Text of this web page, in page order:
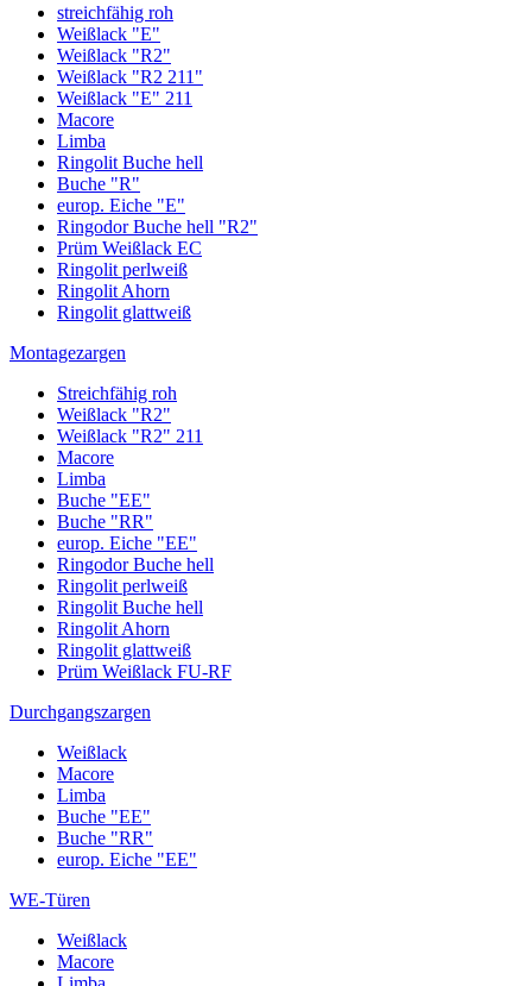
streichfähig roh
Weißlack "E"
Weißlack "R2"
Weißlack "R2 211"
Weißlack "E" 211
Macore
Limba
Ringolit Buche hell
Buche "R"
europ. Eiche "E"
Ringodor Buche hell "R2"
Prüm Weißlack EC
Ringolit perlweiß
Ringolit Ahorn
Ringolit glattweiß
Montagezargen
Streichfähig roh
Weißlack "R2"
Weißlack "R2" 211
Macore
Limba
Buche "EE"
Buche "RR"
europ. Eiche "EE"
Ringodor Buche hell
Ringolit perlweiß
Ringolit Buche hell
Ringolit Ahorn
Ringolit glattweiß
Prüm Weißlack FU-RF
Durchgangszargen
Weißlack
Macore
Limba
Buche "EE"
Buche "RR"
europ. Eiche "EE"
WE-Türen
Weißlack
Macore